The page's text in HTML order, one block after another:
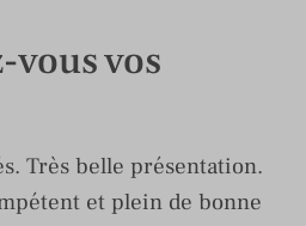
vos
Très belle présentation.
et plein de bonne